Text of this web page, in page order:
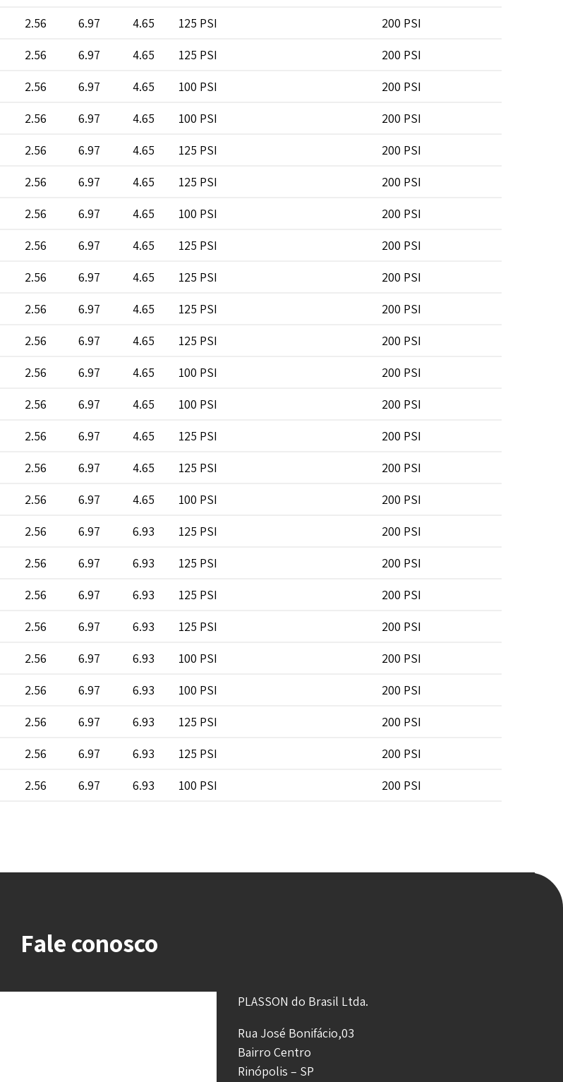
2.56 6.97 4.65 125 PSI
200 PSI
2.56 6.97 4.65 125 PSI
200 PSI
2.56 6.97 4.65 100 PSI
200 PSI
2.56 6.97 4.65 100 PSI
200 PSI
2.56 6.97 4.65 125 PSI
200 PSI
2.56 6.97 4.65 125 PSI
200 PSI
2.56 6.97 4.65 100 PSI
200 PSI
2.56 6.97 4.65 125 PSI
200 PSI
2.56 6.97 4.65 125 PSI
200 PSI
2.56 6.97 4.65 125 PSI
200 PSI
2.56 6.97 4.65 125 PSI
200 PSI
2.56 6.97 4.65 100 PSI
200 PSI
2.56 6.97 4.65 100 PSI
200 PSI
2.56 6.97 4.65 125 PSI
200 PSI
2.56 6.97 4.65 125 PSI
200 PSI
2.56 6.97 4.65 100 PSI
200 PSI
2.56 6.97 6.93 125 PSI
200 PSI
2.56 6.97 6.93 125 PSI
200 PSI
2.56 6.97 6.93 125 PSI
200 PSI
2.56 6.97 6.93 125 PSI
200 PSI
2.56 6.97 6.93 100 PSI
200 PSI
2.56 6.97 6.93 100 PSI
200 PSI
2.56 6.97 6.93 125 PSI
200 PSI
2.56 6.97 6.93 125 PSI
200 PSI
2.56 6.97 6.93 100 PSI 200 PSI
Fale conosco
PLASSON do Brasil Ltda.
Rua José Bonifácio,03
Bairro Centro
Rinópolis – SP